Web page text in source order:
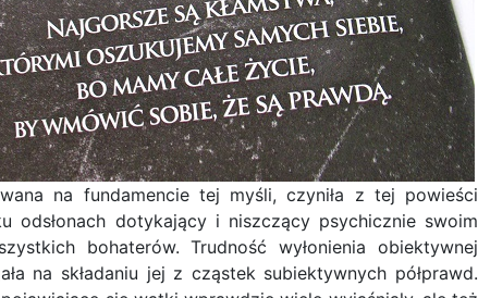
na fundamencie tej myśli, czyniła z tej powieści
odsłonach dotykający i niszczący psychicznie swoim
bohaterów. Trudność wyłonienia obiektywnej
na składaniu jej z cząstek subiektywnych półprawd.